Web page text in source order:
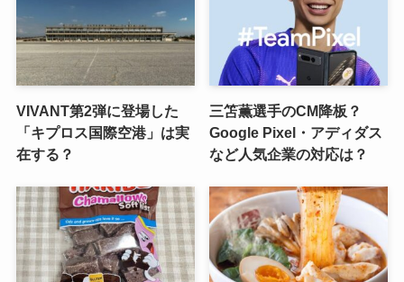
VIVANT第2弾に登場した
「キプロス国際空港」は実
在する？
三笘薫選手のCM降板？
Google Pixel・アディダス
など人気企業の対応は？